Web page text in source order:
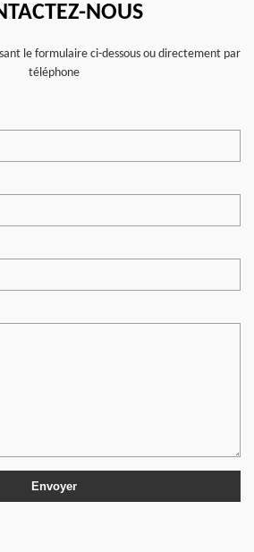
NOUS
le formulaire ci-dessous ou directement par
téléphone